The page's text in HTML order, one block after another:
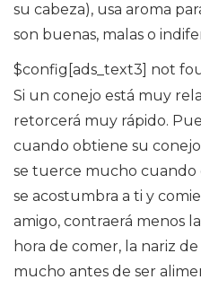
su cabeza), usa aroma
son buenas, malas o
$config[ads_text3] not
Si un conejo está muy
retorcerá muy rápido.
cuando obtiene su
se tuerce mucho cuando
se acostumbra a ti y
amigo, contraerá menos
hora de comer, la nariz
mucho antes de ser